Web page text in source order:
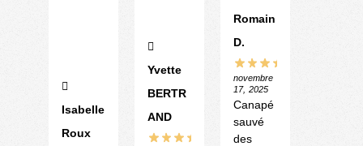
Isabelle
Roux
Yvette
BERTR
AND
Romain
D.
novembre
17, 2025
Canapé
sauvé
des